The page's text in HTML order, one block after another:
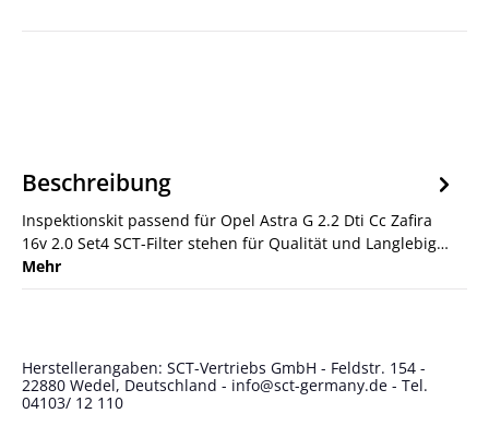
Beschreibung
Inspektionskit passend für Opel Astra G 2.2 Dti Cc Zafira
16v 2.0 Set4 SCT-Filter stehen für Qualität und Langlebig…
Mehr
Herstellerangaben: SCT-Vertriebs GmbH - Feldstr. 154 -
22880 Wedel, Deutschland - info@sct-germany.de - Tel.
04103/ 12 110